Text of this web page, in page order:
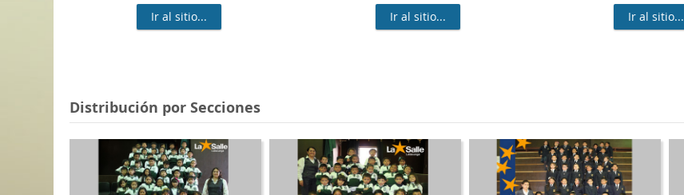
Ir al sitio... Ir al sitio... Ir al sitio...
Distribución por Secciones